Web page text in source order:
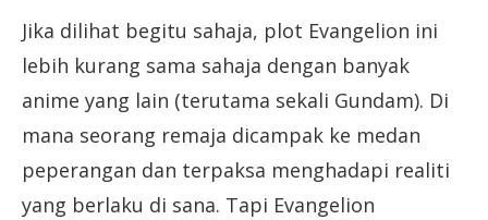
Jika dilihat begitu sahaja, plot Evangelion ini
lebih kurang sama sahaja dengan banyak
anime yang lain (terutama sekali Gundam). Di
mana seorang remaja dicampak ke medan
peperangan dan terpaksa menghadapi realiti
yang berlaku di sana. Tapi Evangelion